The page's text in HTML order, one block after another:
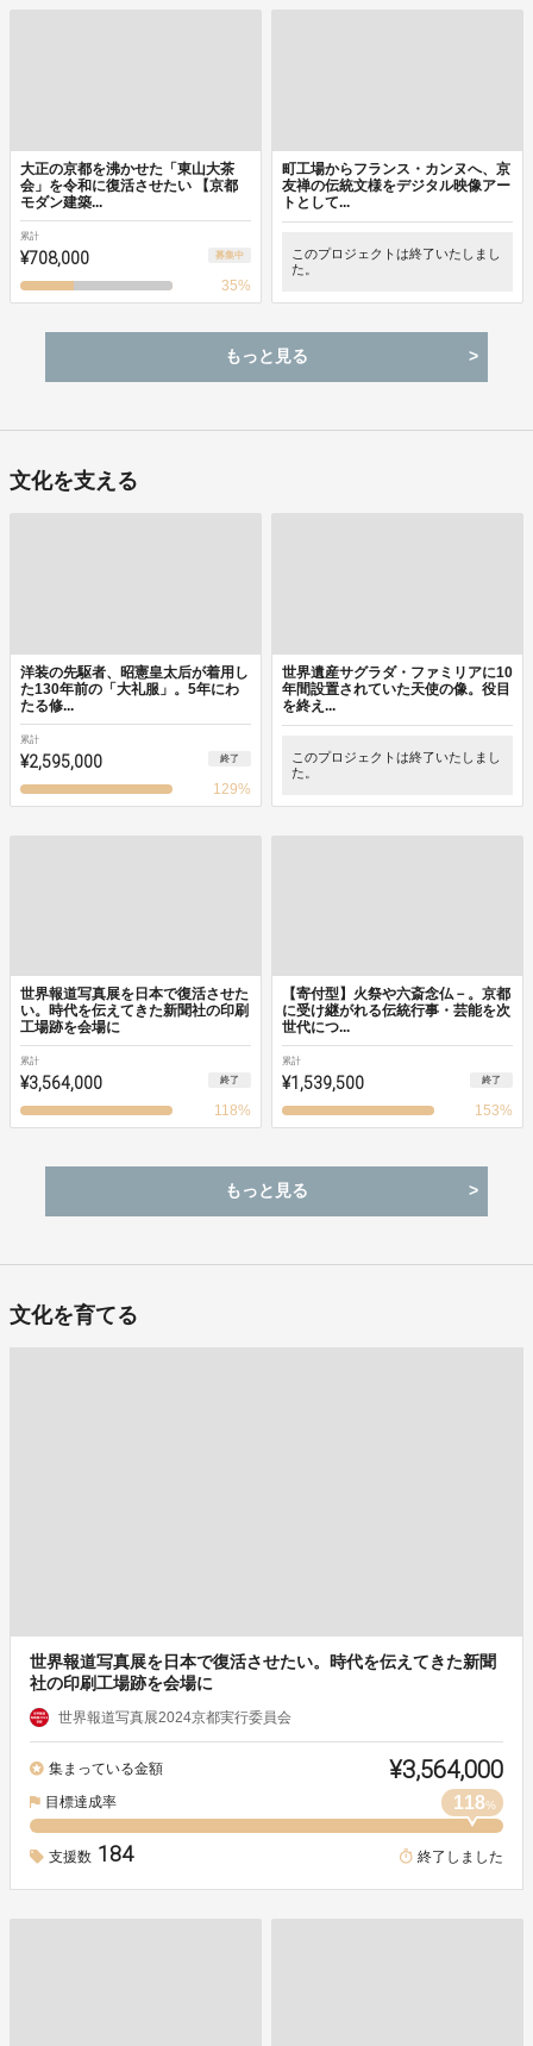
大正の京都を沸かせた「東山大茶
会」を令和に復活させたい 【京都
モダン建築...
累計
¥708,000 募集中
35%
町工場からフランス・カンヌへ、京
友禅の伝統文様をデジタル映像アー
トとして...
このプロジェクトは終了いたしまし
た。
もっと見る
文化を支える
洋装の先駆者、昭憲皇太后が着用し
た130年前の「大礼服」。5年にわ
たる修...
累計
¥2,595,000 終了
129%
世界遺産サグラダ・ファミリアに10
年間設置されていた天使の像。役目
を終え...
このプロジェクトは終了いたしまし
た。
世界報道写真展を日本で復活させた
い。時代を伝えてきた新聞社の印刷
工場跡を会場に
累計
¥3,564,000 終了
118%
【寄付型】火祭や六斎念仏－。京都
に受け継がれる伝統行事・芸能を次
世代につ...
累計
¥1,539,500 終了
153%
もっと見る
文化を育てる
世界報道写真展を日本で復活させたい。時代を伝えてきた新聞
社の印刷工場跡を会場に
世界報道写真展2024京都実行委員会
集まっている金額 ¥3,564,000
目標達成率 118%
支援数 184 終了しました